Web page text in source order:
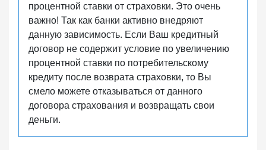
процентной ставки от страховки. Это очень
важно! Так как банки активно внедряют
данную зависимость. Если Ваш кредитный
договор не содержит условие по увеличению
процентной ставки по потребительскому
кредиту после возврата страховки, то Вы
смело можете отказываться от данного
договора страхования и возвращать свои
деньги.